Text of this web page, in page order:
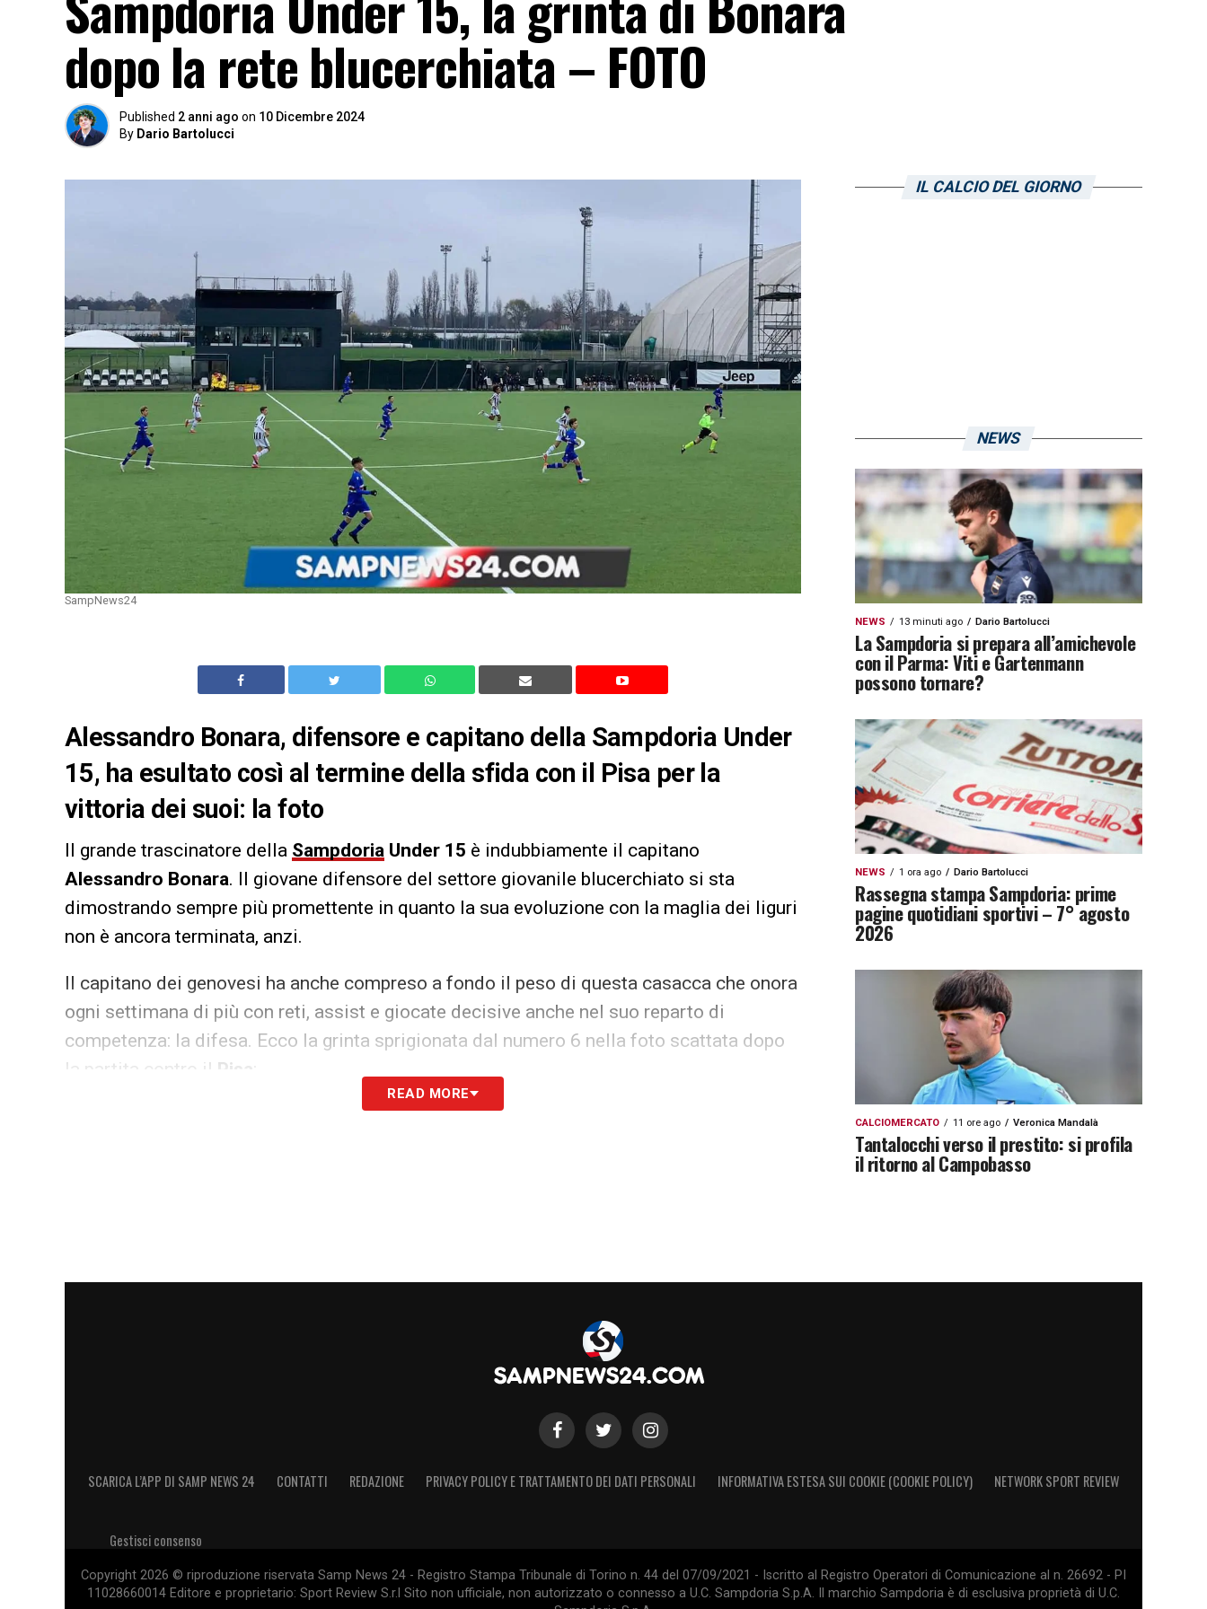
dopo la rete blucerchiata – FOTO
Published 2 anni ago on 10 Dicembre 2024
By Dario Bartolucci
SampNews24
Alessandro Bonara, difensore e capitano della Sampdoria Under
15, ha esultato così al termine della sfida con il Pisa per la
vittoria dei suoi: la foto
Il grande trascinatore della Sampdoria Under 15 è indubbiamente il capitano
Alessandro Bonara. Il giovane difensore del settore giovanile blucerchiato si sta
dimostrando sempre più promettente in quanto la sua evoluzione con la maglia dei liguri
non è ancora terminata, anzi.
Il capitano dei genovesi ha anche compreso a fondo il peso di questa casacca che onora
ogni settimana di più con reti, assist e giocate decisive anche nel suo reparto di
competenza: la difesa. Ecco la grinta sprigionata dal numero 6 nella foto scattata dopo
la partita contro il Pisa
READ MORE
IL CALCIO DEL GIORNO
NEWS
NEWS 13 minuti ago Dario Bartolucci
La Sampdoria si prepara all’amichevole
con il Parma: Viti e Gartenmann
possono tornare?
NEWS 1 ora ago Dario Bartolucci
Rassegna stampa Sampdoria: prime
pagine quotidiani sportivi – 7° agosto
2026
CALCIOMERCATO 11 ore ago Veronica Mandalà
Tantalocchi verso il prestito: si profila
il ritorno al Campobasso
SCARICA L’APP DI SAMP NEWS 24 CONTATTI REDAZIONE PRIVACY POLICY E TRATTAMENTO DEI DATI PERSONALI INFORMATIVA ESTESA SUI COOKIE (COOKIE POLICY) NETWORK SPORT REVIEW
Gestisci consenso
Copyright 2026 © riproduzione riservata Samp News 24 - Registro Stampa Tribunale di Torino n. 44 del 07/09/2021 - Iscritto al Registro Operatori di Comunicazione al n. 26692 - PI
11028660014 Editore e proprietario: Sport Review S.r.l Sito non ufficiale, non autorizzato o connesso a U.C. Sampdoria S.p.A. Il marchio Sampdoria è di esclusiva proprietà di U.C.